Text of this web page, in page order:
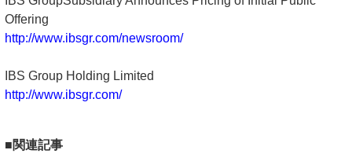
Offering
http://www.ibsgr.com/newsroom/
IBS Group Holding Limited
http://www.ibsgr.com/
■関連記事